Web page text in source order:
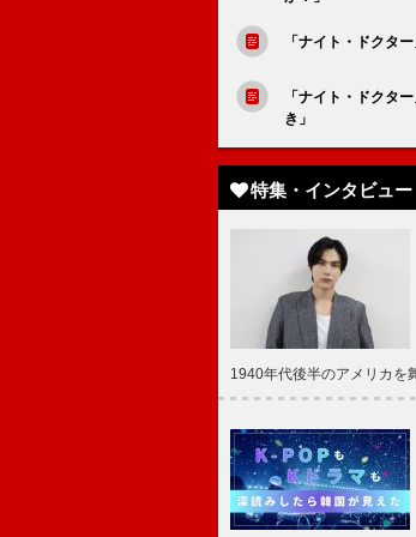
「ナイト・ドクタ
「ナイト・ドクタ
き」
特集・インタビュー
1940年代後半のアメリカを